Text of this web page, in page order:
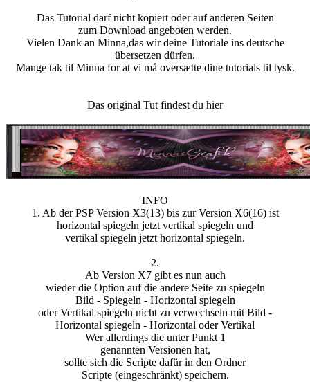
Das Tutorial darf nicht kopiert oder auf anderen Seiten
zum Download angeboten werden.
Vielen Dank an Minna,das wir deine Tutoriale ins deutsche
übersetzen dürfen.
Mange tak til Minna for at vi må oversætte dine tutorials til tysk.
Das original Tut findest du hier
INFO
1. Ab der PSP Version X3(13) bis zur Version X6(16) ist
horizontal spiegeln jetzt vertikal spiegeln und
vertikal spiegeln jetzt horizontal spiegeln.
2.
Ab Version X7 gibt es nun auch
wieder die Option auf die andere Seite zu spiegeln
Bild - Spiegeln - Horizontal spiegeln
oder Vertikal spiegeln nicht zu verwechseln mit Bild -
Horizontal spiegeln - Horizontal oder Vertikal
Wer allerdings die unter Punkt 1
genannten Versionen hat,
sollte sich die Scripte dafür in den Ordner
Scripte (eingeschränkt) speichern.